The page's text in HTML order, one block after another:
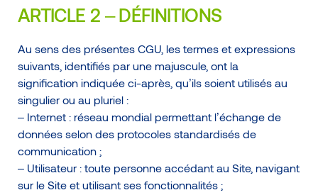
ARTICLE 2 – DÉFINITIONS
Au sens des présentes CGU, les termes et expressions
suivants, identifiés par une majuscule, ont la
signification indiquée ci-après, qu’ils soient utilisés au
singulier ou au pluriel :
– Internet : réseau mondial permettant l’échange de
données selon des protocoles standardisés de
communication ;
– Utilisateur : toute personne accédant au Site, navigant
sur le Site et utilisant ses fonctionnalités ;